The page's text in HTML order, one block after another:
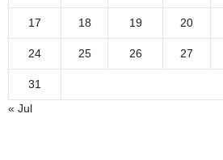
17 18 19 20
24 25 26 27
31
« Jul